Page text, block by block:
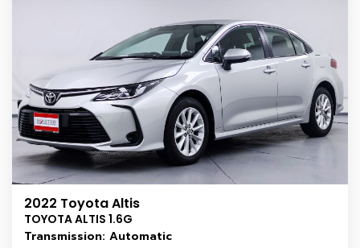
2022 Toyota Altis
TOYOTA ALTIS 1.6G
Transmission: Automatic